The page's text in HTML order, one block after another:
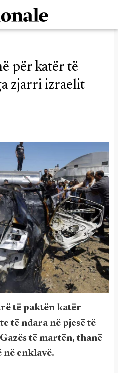
për katër të
zjarri izraelit
të paktën katër
të ndara në pjesë të
të martën, thanë
enklavë.